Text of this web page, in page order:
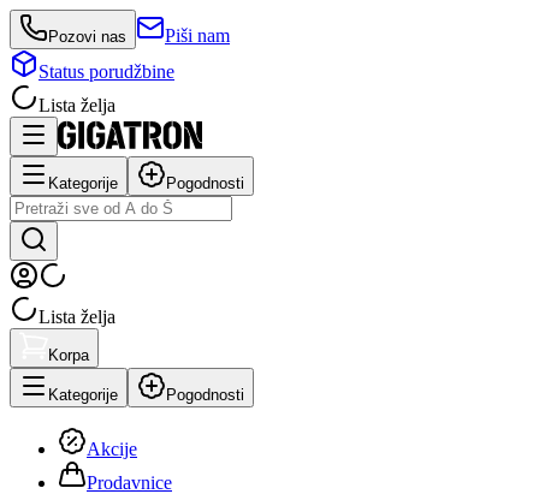
Pozovi nas
Piši nam
Status porudžbine
Lista želja
Kategorije Pogodnosti
Lista želja
Korpa
Kategorije Pogodnosti
Akcije
Prodavnice